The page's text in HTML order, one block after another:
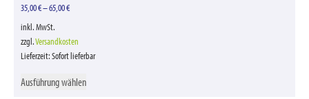
35,00€–65,00€
inkl. MwSt.
zzgl.Versandkosten
Lieferzeit:Sofort lieferbar
Ausführung wählen